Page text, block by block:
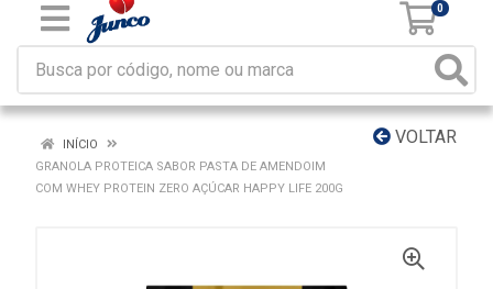
0
VOLTAR
INÍCIO
GRANOLA PROTEICA SABOR PASTA DE AMENDOIM
COM WHEY PROTEIN ZERO AÇÚCAR HAPPY LIFE 200G